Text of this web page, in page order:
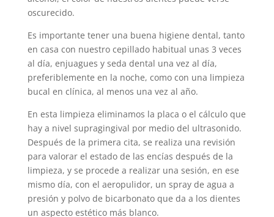
oscurecido.
Es importante tener una buena higiene dental, tanto
en casa con nuestro cepillado habitual unas 3 veces
al día, enjuagues y seda dental una vez al día,
preferiblemente en la noche, como con una limpieza
bucal en clínica, al menos una vez al año.
En esta limpieza eliminamos la placa o el cálculo que
hay a nivel supragingival por medio del ultrasonido.
Después de la primera cita, se realiza una revisión
para valorar el estado de las encías después de la
limpieza, y se procede a realizar una sesión, en ese
mismo día, con el aeropulidor, un spray de agua a
presión y polvo de bicarbonato que da a los dientes
un aspecto estético más blanco.